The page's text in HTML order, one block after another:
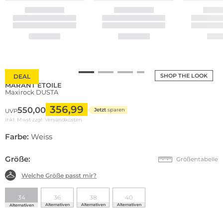
SHOP THE LOOK
DEAL
MARANT ETOILE
Maxirock DUSTA
UVP550,00 356,99 Jetzt sparen
inkl. Mwst zzgl. Versandkosten
Farbe: Weiss
Größe: Größentabelle
Welche Größe passt mir?
34
Alternativen
36
Alternativen
38
Alternativen
40
Alternativen